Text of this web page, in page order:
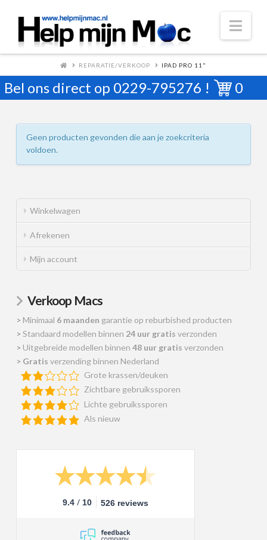
REPARATIE/VERKOOP IPAD PRO 11"
Bel ons direct op 0229-795276 ! 0
Geen producten gevonden die aan je zoekcriteria
voldoen.
Winkelwagen
Afrekenen
Mijn account
Verkoop Macs
>Minimaal 6 maanden garantie op reburbished producten
>Standaard modellen binnen 24 uur gratis verzonden
>Uitgebreide modellen binnen 48 uur gratis verzonden
>Gratis verzending binnen Nederland
Grote krassen/deuken
Zichtbare gebruikssporen
Lichte gebruikssporen
Als nieuw
9.4 / 10 526 reviews